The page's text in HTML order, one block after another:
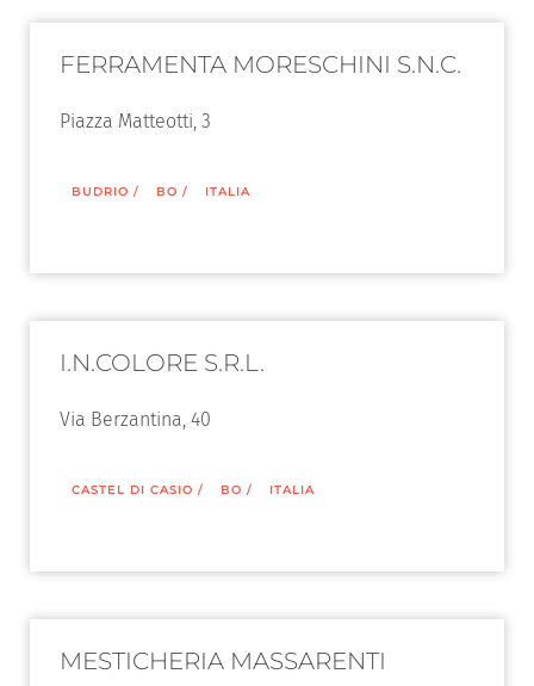
FERRAMENTA MORESCHINI S.N.C.
Piazza Matteotti, 3
BUDRIO / BO / ITALIA
I.N.COLORE S.R.L.
Via Berzantina, 40
CASTEL DI CASIO / BO / ITALIA
MESTICHERIA MASSARENTI